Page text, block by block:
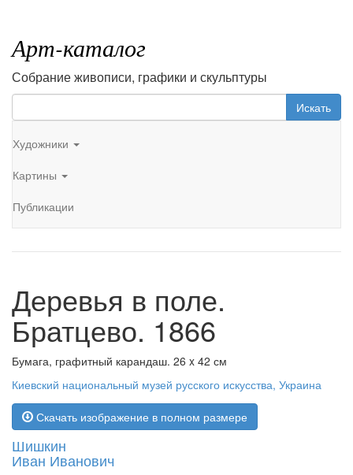
Арт-каталог
Собрание живописи, графики и скульптуры
Искать
Художники
Картины
Публикации
Деревья в поле.
Братцево. 1866
Бумага, графитный карандаш. 26 x 42 см
Киевский национальный музей русского искусства, Украина
Скачать изображение в полном размере
Шишкин
Иван Иванович